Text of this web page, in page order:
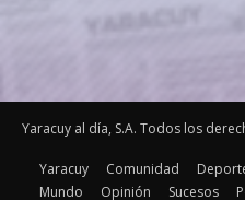
Yaracuy al día, S.A. Todos los
Yaracuy Comunidad
Mundo
Opinión Sucesos